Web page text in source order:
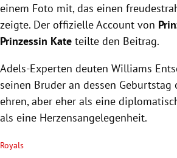
einem Foto mit, das einen
zeigte. Der offizielle Account von
Prinzessin Kate teilte den Beitrag.
Adels-Experten deuten Williams
seinen Bruder an dessen Geburtstag
ehren, aber eher als eine
als eine Herzensangelegenheit.
Royals